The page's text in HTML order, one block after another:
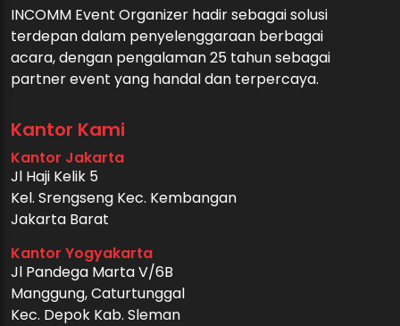
INCOMM Event Organizer hadir sebagai solusi
terdepan dalam penyelenggaraan berbagai
acara, dengan pengalaman 25 tahun sebagai
partner event yang handal dan terpercaya.
Kantor Kami
Kantor Jakarta
Jl Haji Kelik 5
Kel. Srengseng Kec. Kembangan
Jakarta Barat
Kantor Yogyakarta
Jl Pandega Marta V/6B
Manggung, Caturtunggal
Kec. Depok Kab. Sleman